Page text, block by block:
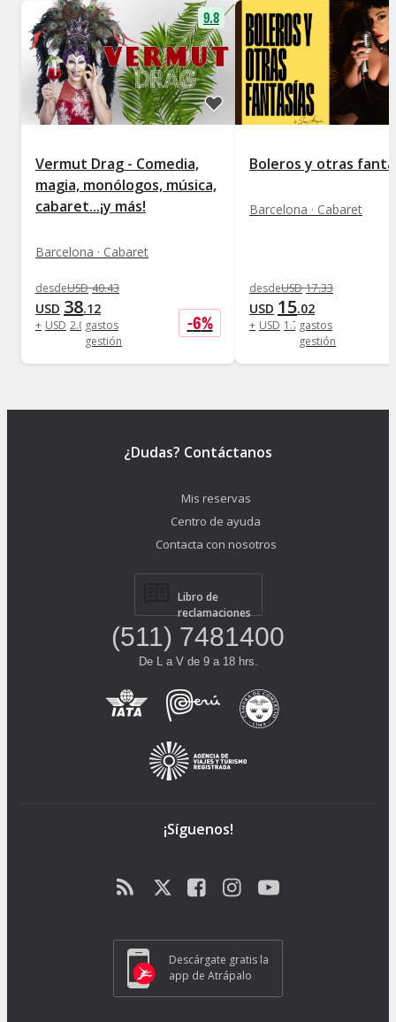
9.8
Vermut Drag - Comedia,
magia, monólogos, música,
cabaret...¡y más!
Barcelona · Cabaret
desdeUSD 40.43
USD 38.12
+ USD 2.08gastos
gestión
-6%
Boleros y otras
Barcelona · Cabaret
desdeUSD 17.33
USD 15.02
+ USD 1 .73gastos
gestión
¿Dudas? Contáctanos
Mis reservas
Centro de ayuda
Contacta con nosotros
Libro de
reclamaciones
(511) 7481400
De L a V de 9 a 18 hrs.
¡Síguenos!
Descárgate gratis la
app de Atrápalo